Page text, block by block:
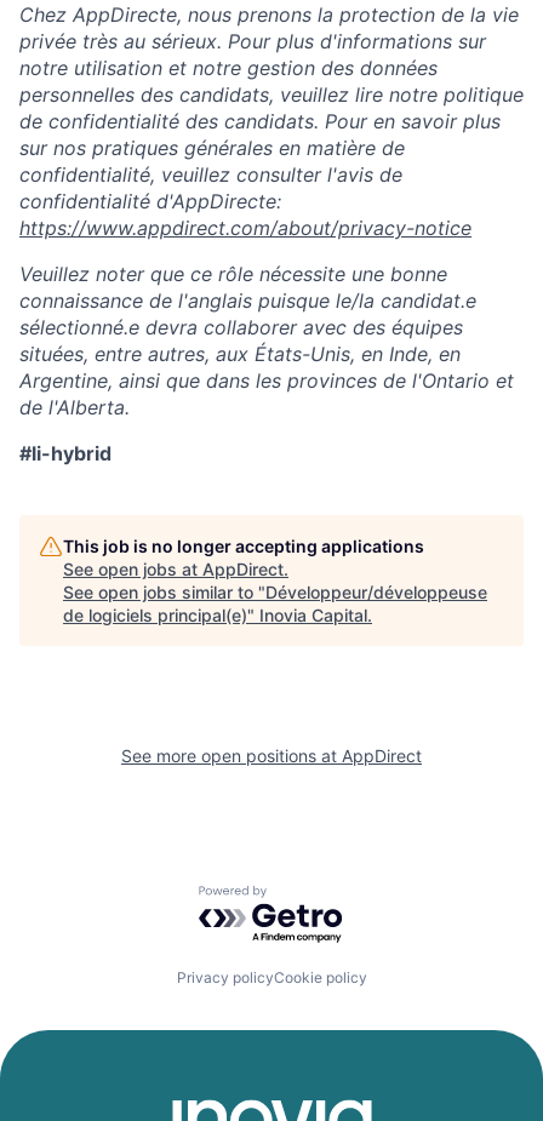
Chez AppDirecte, nous prenons la protection de la vie
privée très au sérieux. Pour plus d'informations sur
notre utilisation et notre gestion des données
personnelles des candidats, veuillez lire notre politique
de confidentialité des candidats. Pour en savoir plus
sur nos pratiques générales en matière de
confidentialité, veuillez consulter l'avis de
confidentialité d'AppDirecte:
https://www.appdirect.com/about/privacy-notice
Veuillez noter que ce rôle nécessite une bonne
connaissance de l'anglais puisque le/la candidat.e
sélectionné.e devra collaborer avec des équipes
situées, entre autres, aux États-Unis, en Inde, en
Argentine, ainsi que dans les provinces de l'Ontario et
de l'Alberta.
#li-hybrid
This job is no longer accepting applications
See open jobs at AppDirect.
See open jobs similar to "Développeur/développeuse
de logiciels principal(e)" Inovia Capital.
See more open positions at AppDirect
Powered by Getro.com
Privacy policyCookie policy